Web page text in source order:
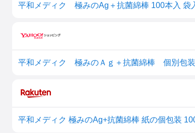
平和メディク 極みのAg＋抗菌綿棒 100本入
平和メディク 極みのＡｇ＋抗菌綿棒 個別包
平和メディク 極みのAg+抗菌綿棒 紙の個包装